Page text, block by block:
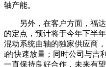
轴产能。
另外，在客户方面，福
的定点，预计将于今年下半
混动系统曲轴的独家供应商
i的快速放量；同时公司与吉
一直保持良好合作，未来有